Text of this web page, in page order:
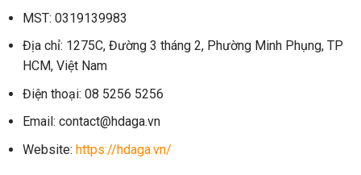
MST: 0319139983
Địa chỉ: 1275C, Đường 3 tháng 2, Phường Minh Phụng, TP
HCM, Việt Nam
Điện thoại: 08 5256 5256
Email: contact@hdaga.vn
Website: https://hdaga.vn/